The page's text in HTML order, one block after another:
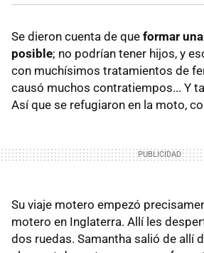
Se dieron cuenta de que formar
posible; no podrían tener hijos, y
con muchísimos tratamientos de
causó muchos contratiempos... Y
Así que se refugiaron en la moto,
Su viaje motero empezó
motero en Inglaterra. Allí les
dos ruedas. Samantha salió de allí